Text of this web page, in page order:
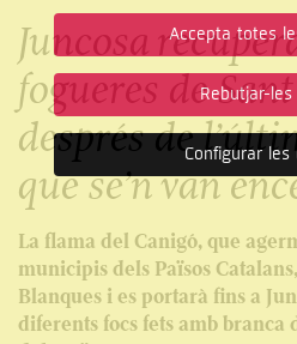
Juncosa
fogueres de
després de
que se’n van
La flama del Canigó, que
municipis dels Països
Blanques i es portarà fins a
diferents focs fets amb branca
Accepta totes
Rebutjar-
Configurar les